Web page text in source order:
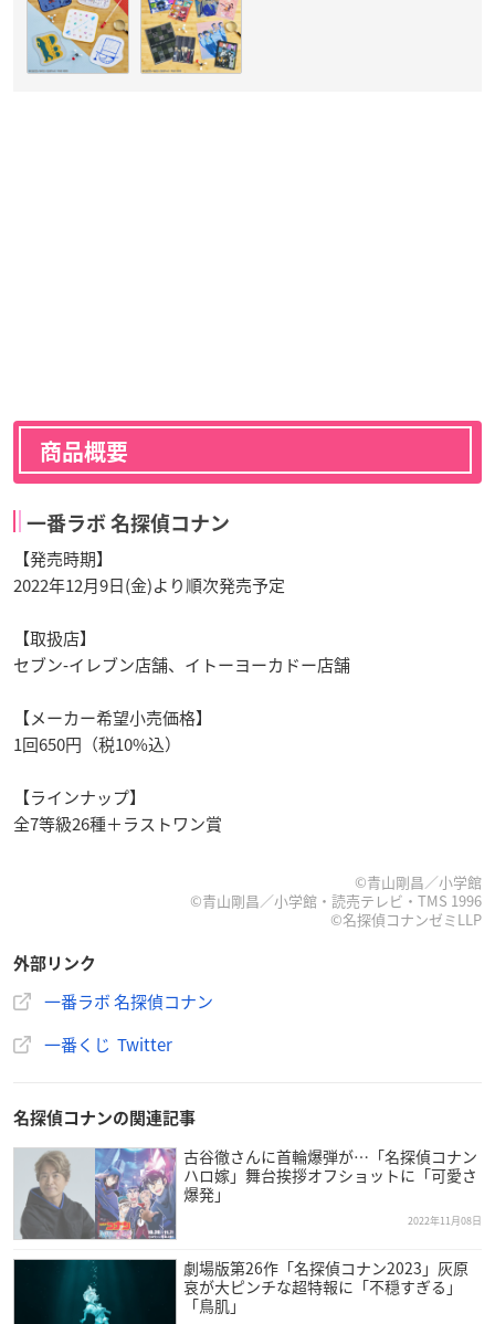
商品概要
一番ラボ 名探偵コナン
【発売時期】
2022年12月9日(金)より順次発売予定
【取扱店】
セブン‐イレブン店舗、イトーヨーカドー店舗
【メーカー希望小売価格】
1回650円（税10%込）
【ラインナップ】
全7等級26種＋ラストワン賞
©︎青山剛昌／小学館
©︎青山剛昌／小学館・読売テレビ・TMS 1996
©︎名探偵コナンゼミLLP
外部リンク
一番ラボ 名探偵コナン
一番くじ Twitter
名探偵コナンの関連記事
古谷徹さんに首輪爆弾が…「名探偵コナン
ハロ嫁」舞台挨拶オフショットに「可愛さ
爆発」
2022年11月08日
劇場版第26作「名探偵コナン2023」灰原
哀が大ピンチな超特報に「不穏すぎる」
「鳥肌」